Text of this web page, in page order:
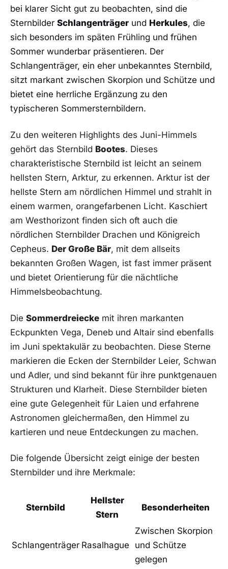
bei​ klarer Sicht gut zu beobachten, ⁢sind die‍
Sternbilder Schlangenträger und⁣ Herkules, die
sich⁢ besonders ⁤im späten Frühling⁢ und ⁣frühen
Sommer wunderbar präsentieren. ⁣Der
Schlangenträger, ein ​eher unbekanntes Sternbild,
sitzt⁢ markant zwischen Skorpion und Schütze und⁣
bietet ⁢eine herrliche Ergänzung​ zu den
typischeren Sommersternbildern.
Zu den⁤ weiteren Highlights des ​Juni-Himmels
gehört das Sternbild Bootes.​ Dieses
charakteristische Sternbild ist leicht an seinem
hellsten Stern, ‌Arktur, zu erkennen.​ Arktur ist ⁢der
‍hellste Stern am​ nördlichen Himmel und strahlt in
einem warmen, orangefarbenen Licht. Kaschiert
⁤am Westhorizont finden sich oft ⁢auch die
nördlichen Sternbilder Drachen und Königreich
Cepheus. Der⁤ Große Bär, mit dem allseits
bekannten Großen Wagen, ist fast immer präsent
und bietet Orientierung für die nächtliche
Himmelsbeobachtung.
Die Sommerdreiecke mit ihren markanten
Eckpunkten Vega, Deneb und Altair sind‌ ebenfalls
im Juni spektakulär zu beobachten. Diese ‍Sterne
markieren die Ecken der⁢ Sternbilder Leier, Schwan
und Adler, und sind bekannt ‌für ihre punktgenauen
Strukturen und Klarheit. ​Diese Sternbilder ‍bieten
eine gute Gelegenheit für Laien⁢ und erfahrene
Astronomen gleichermaßen,⁤ den Himmel zu
⁤kartieren und neue Entdeckungen zu machen.
Die folgende​ Übersicht⁣ zeigt einige⁤ der‍ besten
Sternbilder⁢ und ihre Merkmale:
Sternbild
Hellster
Stern
Besonderheiten
Schlangenträger Rasalhague
Zwischen Skorpion
und Schütze
gelegen